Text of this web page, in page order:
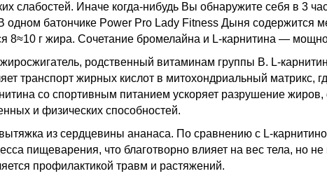
слабостей. Иначе когда-нибудь Вы обнаружите себя в 3
одном батончике Power Pro Lady Fitness Дыня содержится
8≈10 г жира. Сочетание бромелайна и L-карнитина —
родственный витаминам группы В. L-
транспорт жирных кислот в митохондриальный матрикс,
со спортивным питанием ускоряет разрушение жиров,
и физических способностей.
из сердцевины ананаса. По сравнению с L-
пищеварения, что благотворно влияет на вес тела, но
профилактикой травм и растяжений.